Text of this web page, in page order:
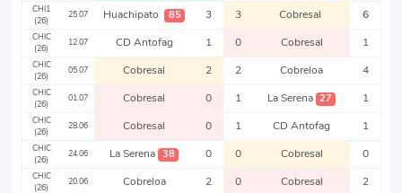
CHI1
(26)
25.07 Huachipato 85 3 3 Cobresal 6
CHIC
(26)
12.07 CD Antofag 1 0 Cobresal 1
CHIC
(26)
05.07 Cobresal 2 2 Cobreloa 4
CHIC
(26)
01.07 Cobresal 0 1 La Serena 27 1
CHIC
(26)
28.06 Cobresal 0 1 CD Antofag 1
CHIC
(26)
24.06 La Serena 38 0 0 Cobresal 0
CHIC
(26)
20.06 Cobreloa 2 0 Cobresal 2